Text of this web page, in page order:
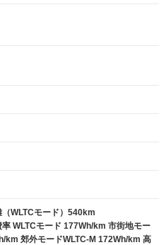
WLTCモード）540km
WLTCモード 177Wh/km 市街地モー
km 郊外モードWLTC-M 172Wh/km 高